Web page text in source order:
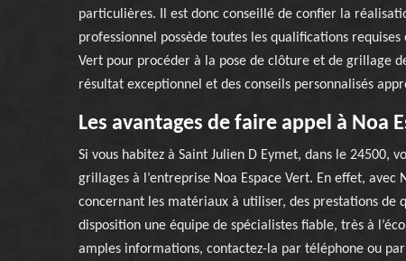
particulières. Il est donc conseillé de confier la
professionnel possède toutes les qualifications
Vert pour procéder à la pose de clôture et de grillage
résultat exceptionnel et des conseils personnalisés
Les avantages de faire appel à Noa
Si vous habitez à Saint Julien D Eymet, dans le 24500,
grillages à l’entreprise Noa Espace Vert. En effet, avec
concernant les matériaux à utiliser, des prestations de
disposition une équipe de spécialistes fiable, très à
amples informations, contactez-la par téléphone ou